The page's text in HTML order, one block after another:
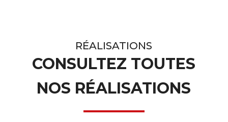
RÉALISATIONS
CONSULTEZ TOUTES
NOS RÉALISATIONS